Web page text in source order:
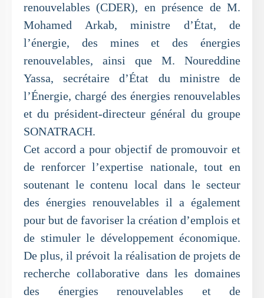
renouvelables (CDER), en présence de M.
Mohamed Arkab, ministre d’État, de
l’énergie, des mines et des énergies
renouvelables, ainsi que M. Noureddine
Yassa, secrétaire d’État du ministre de
l’Énergie, chargé des énergies renouvelables
et du président-directeur général du groupe
SONATRACH.
Cet accord a pour objectif de promouvoir et
de renforcer l’expertise nationale, tout en
soutenant le contenu local dans le secteur
des énergies renouvelables il a également
pour but de favoriser la création d’emplois et
de stimuler le développement économique.
De plus, il prévoit la réalisation de projets de
recherche collaborative dans les domaines
des énergies renouvelables et de